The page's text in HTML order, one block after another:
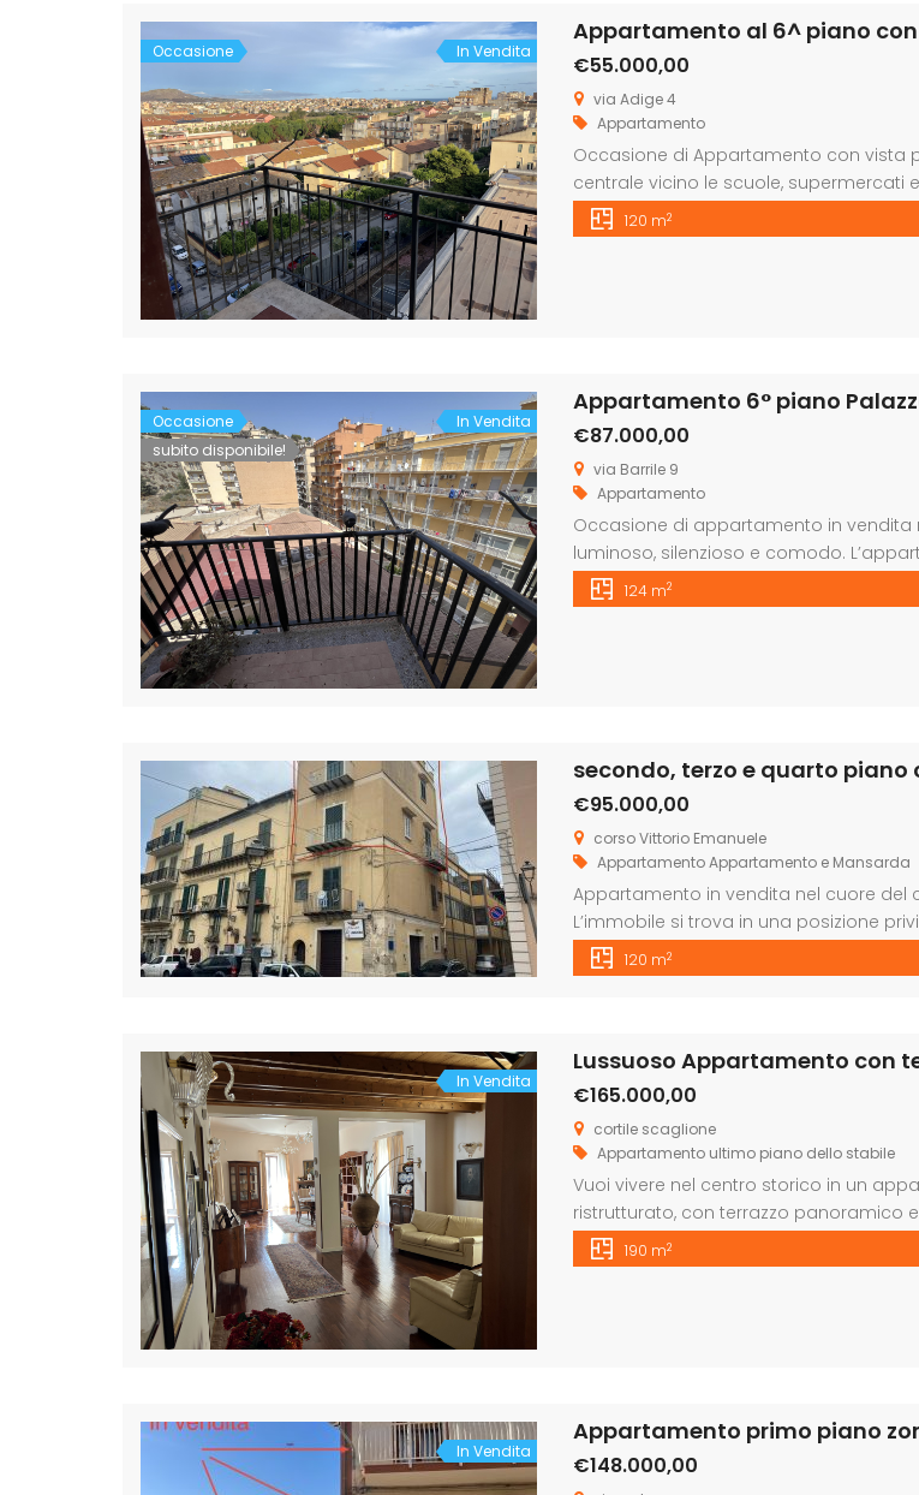
Occasione In Vendita
Appartamento al 6^ piano
€55.000,00
via Adige 4
Appartamento
Occasione di Appartamento con vista
centrale vicino le scuole, supermercati
subito disponibile ed è composto da
un bagno ed altra stanza. Per maggiori
120 m2
Occasione
subito disponibile!
In Vendita
Appartamento 6° piano
€87.000,00
via Barrile 9
Appartamento
Occasione di appartamento in vendita
luminoso, silenzioso e comodo.
puô ricavare una terza camera)
zona centralissima servita da
124 m2
secondo, terzo e quarto piano
€95.000,00
corso Vittorio Emanuele
AppartamentoAppartamento e Mansarda
Appartamento in vendita nel cuore del
L’immobile si trova in una posizione
una luce naturale ineguagliabile. Si
interna. Al quarto piano si […]
120 m2
In Vendita
Lussuoso Appartamento con
€165.000,00
cortile scaglione
Appartamento ultimo piano dello stabile
Vuoi vivere nel centro storico in un
ristrutturato, con terrazzo panoramico
foto e ammira la bellezza di questa
parquet originale in ottimo stato n tutte
190 m2
In Vendita
Appartamento primo piano
€148.000,00